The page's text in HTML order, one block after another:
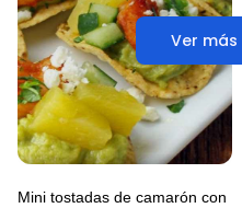
Ver
Mini tostadas de camarón con